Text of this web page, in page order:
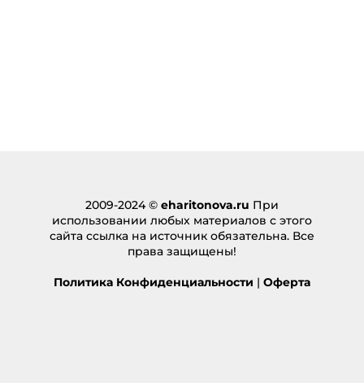
2009-2024 © eharitonova.ru При
использовании любых материалов с этого
сайта ссылка на источник обязательна. Все
права защищены!
Политика Конфиденциальности | Оферта